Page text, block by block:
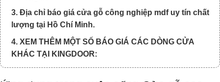
3. Địa chỉ báo giá cửa gỗ công nghiệp mdf uy tín chất
lượng tại Hồ Chí Minh.
4. XEM THÊM MỘT SỐ BÁO GIÁ CÁC DÒNG CỬA
KHÁC TẠI KINGDOOR: